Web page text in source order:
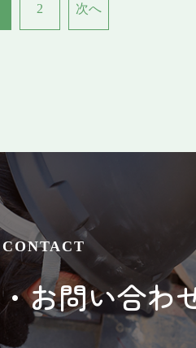
2 次へ
CONTACT
お問い合わ